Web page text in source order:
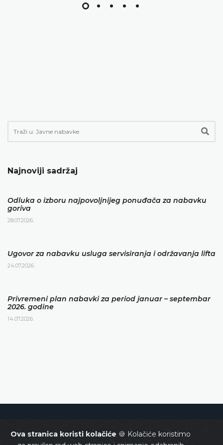
Ova stranica koristi kolačiće 🍪 Kolačiće koristimo
Najnoviji sadržaj
Odluka o izboru najpovoljnijeg ponuđača za nabavku
goriva
28.07.2026.
Ugovor za nabavku usluga servisiranja i održavanja lifta
24.07.2026.
Privremeni plan nabavki za period januar – septembar
2026. godine
14.07.2026.